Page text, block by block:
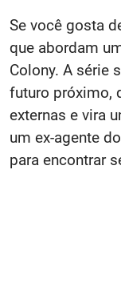
Se você gosta
que abordam
Colony. A série
futuro próximo,
externas e vira
um ex-agente
para encontrar